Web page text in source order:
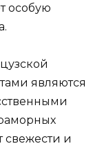
особую
являются
свежести и